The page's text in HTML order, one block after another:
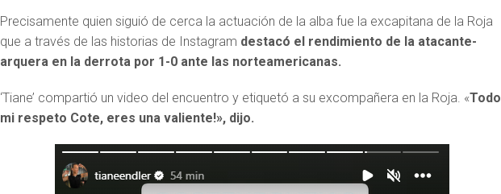
Precisamente quien siguió de cerca la actuación de la alba fue la excapitana de la Roja
que a través de las historias de Instagram destacó el rendimiento de la atacante-
arquera en la derrota por 1-0 ante las norteamericanas.
‘Tiane’ compartió un video del encuentro y etiquetó a su excompañera en la Roja. «Todo
mi respeto Cote, eres una valiente!», dijo.